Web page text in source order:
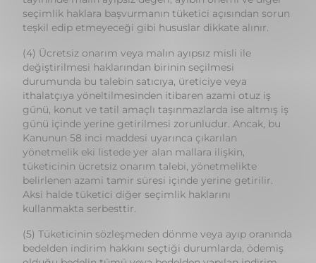
değiştirilmesi haklarından birinin seçilmesi
durumunda bu talebin satıcıya, üreticiye veya
ithalatçıya yöneltilmesinden itibaren azami otuz iş
günü, konut ve tatil amaçlı taşınmazlarda ise altmış iş
günü içinde yerine getirilmesi zorunludur. Ancak, bu
Kanunun 58 inci maddesi uyarınca çıkarılan
yönetmelik eki listede yer alan mallara ilişkin,
tüketicinin ücretsiz onarım talebi, yönetmelikte
belirlenen azami tamir süresi içinde yerine getirilir.
Aksi halde tüketici diğer seçimlik haklarını
kullanmakta serbesttir.
(5) Tüketicinin sözleşmeden dönme veya ayıp oranında
bedelden indirim hakkını seçtiği durumlarda, ödemiş
olduğu bedelin tümü veya bedelden yapılan indirim
tutarı derhal tüketiciye iade edilir.
(6) Seçimlik hakların kullanılması nedeniyle ortaya
çıkan tüm masraflar, tüketicinin seçtiği hakkı yerine